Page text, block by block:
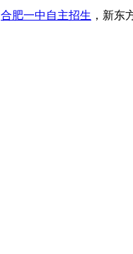
合肥一中自主招生 ，新东